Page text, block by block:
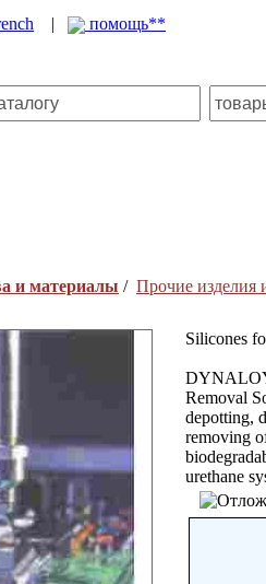
| помощь**
и материалы / Прочие изделия
Silicones
Removal
depotting,
removing
urethane